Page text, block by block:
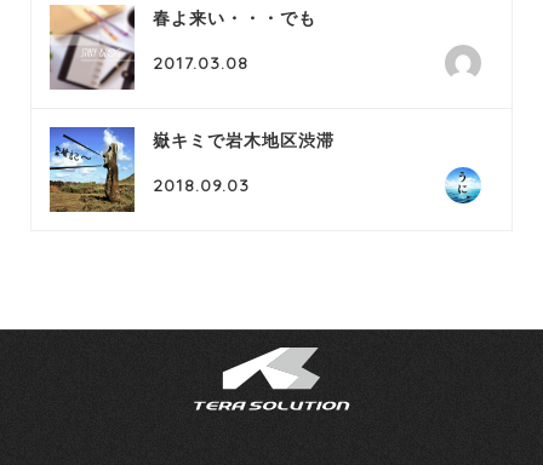
春よ来い・・・でも
2017.03.08
嶽キミで岩木地区渋滞
2018.09.03